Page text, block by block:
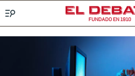
FUNDADO EN 1910